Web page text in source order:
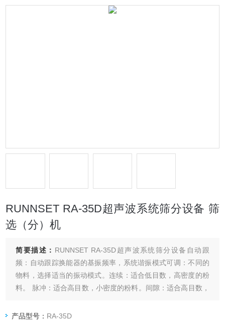
RUNNSET RA-35D超声波系统筛分设备 筛
选（分）机
简要描述： RUNNSET RA-35D超声波系统筛分设备自动跟
频：自动跟踪换能器的基振频率，系统谐振模式可调：不同的
物料，选择适当的振动模式。连续：适合低目数，高密度的粉
料。 脉冲：适合高目数，小密度的粉料。间隙：适合高目数，
产品型号： RA-35D